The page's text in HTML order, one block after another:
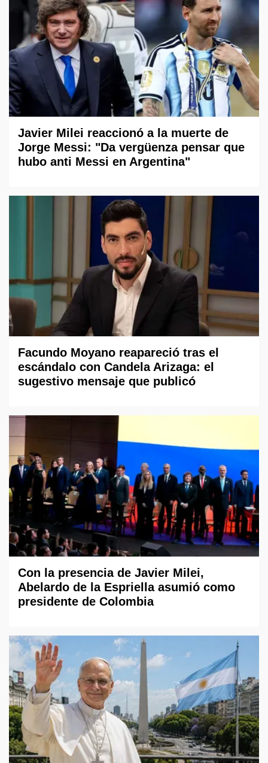
Javier Milei reaccionó a la muerte de
Jorge Messi: "Da vergüenza pensar que
hubo anti Messi en Argentina"
Facundo Moyano reapareció tras el
escándalo con Candela Arizaga: el
sugestivo mensaje que publicó
Con la presencia de Javier Milei,
Abelardo de la Espriella asumió como
presidente de Colombia